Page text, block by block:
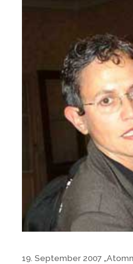
19. September 2007